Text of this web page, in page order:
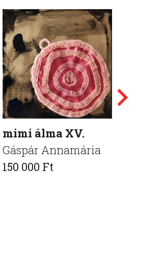
mimi álma XV.
Gáspár Annamária
150 000 Ft